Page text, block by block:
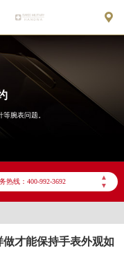

腕表问题。
▲
▼
址：
四川省成都市锦江区人民东路6号SAC东原中心24层2406B室卡地亚售后服务中心（需提前预约）
才能保持手表外观如